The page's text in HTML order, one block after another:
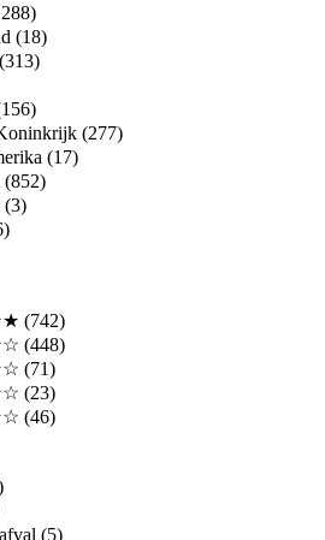
(18)
(277)
(17)
(852)
(3)
(742)
(448)
(71)
(23)
(46)
(5)